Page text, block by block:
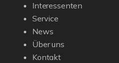
Interessenten
Service
News
Über uns
Kontakt